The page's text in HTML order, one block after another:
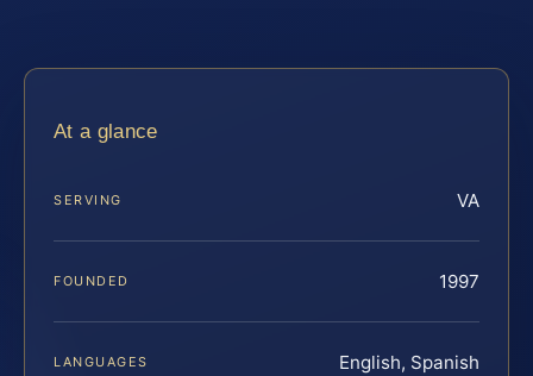
At a glance
SERVING VA
FOUNDED 1997
LANGUAGES English, Spanish